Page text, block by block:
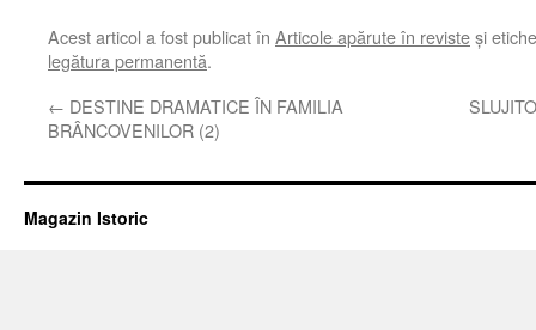
Acest articol a fost publicat în Articole apărute în revisteși
legătura permanentă.
← DESTINE DRAMATICE ÎN FAMILIA
BRÂNCOVENILOR (2)
Magazin Istoric